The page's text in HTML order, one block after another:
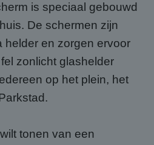
is speciaal gebouwd
De schermen zijn
helder en zorgen ervoor
zonlicht glashelder
op het plein, het
tonen van een